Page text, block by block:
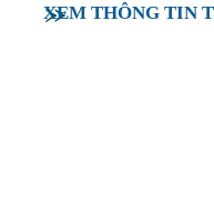
XEM THÔNG TIN